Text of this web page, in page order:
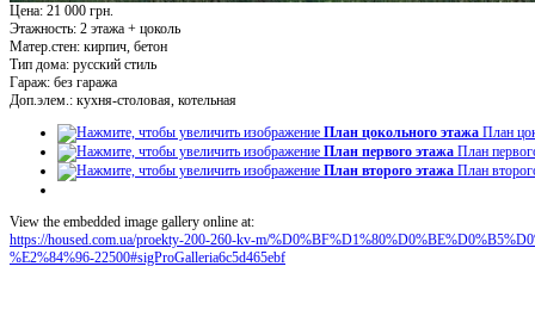
Цена: 21 000 грн.
Этажность: 2 этажа + цоколь
Матер.стен: кирпич, бетон
Тип дома: русский стиль
Гараж: без гаража
Доп.элем.: кухня-столовая, котельная
План цокольного этажа План
План первого этажа План
План второго этажа План
View the embedded image gallery online at:
https://housed.com.ua/proekty-200-260-kv-m/
%E2%84%96-22500#sigProGalleria6c5d465ebf